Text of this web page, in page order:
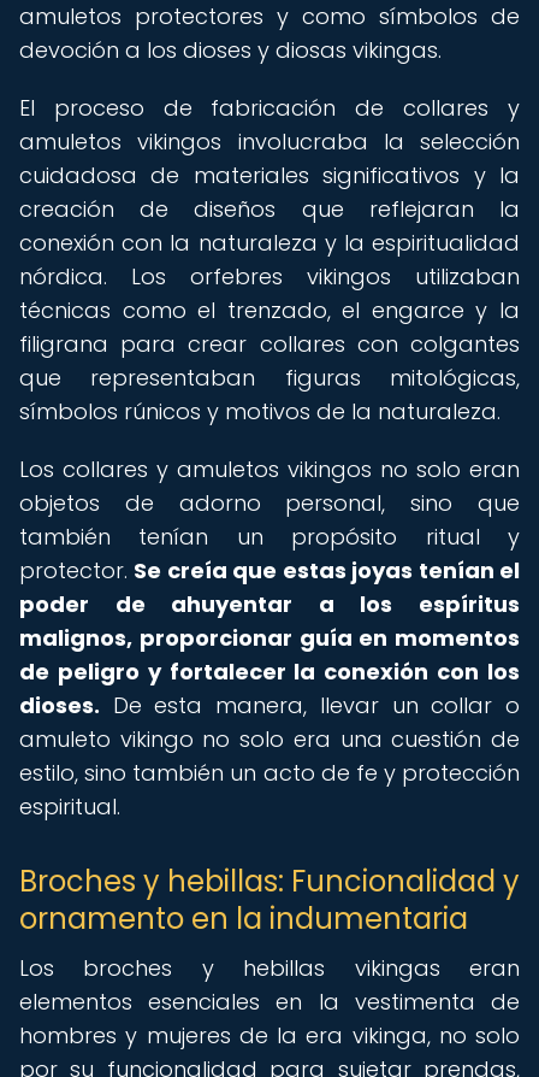
amuletos protectores y como símbolos de
devoción a los dioses y diosas vikingas.
El proceso de fabricación de collares y
amuletos vikingos involucraba la selección
cuidadosa de materiales significativos y la
creación de diseños que reflejaran la
conexión con la naturaleza y la espiritualidad
nórdica. Los orfebres vikingos utilizaban
técnicas como el trenzado, el engarce y la
filigrana para crear collares con colgantes
que representaban figuras mitológicas,
símbolos rúnicos y motivos de la naturaleza.
Los collares y amuletos vikingos no solo eran
objetos de adorno personal, sino que
también tenían un propósito ritual y
protector. Se creía que estas joyas tenían el
poder de ahuyentar a los espíritus
malignos, proporcionar guía en momentos
de peligro y fortalecer la conexión con los
dioses. De esta manera, llevar un collar o
amuleto vikingo no solo era una cuestión de
estilo, sino también un acto de fe y protección
espiritual.
Broches y hebillas: Funcionalidad y
ornamento en la indumentaria
Los broches y hebillas vikingas eran
elementos esenciales en la vestimenta de
hombres y mujeres de la era vikinga, no solo
por su funcionalidad para sujetar prendas,